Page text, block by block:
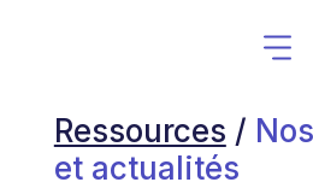
Ressources /
et actualités